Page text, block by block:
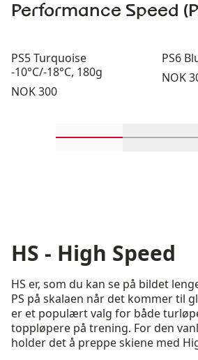
Performance Speed
PS5 Turquoise
-10°C/-18°C, 180g
Pris:
NOK 300
PS6
Pris:
NOK
HS - High Speed
HS er, som du kan se på bildet
PS på skalaen når det kommer til
er et populært valg for både
toppløpere på trening. For den
holder det å preppe skiene med